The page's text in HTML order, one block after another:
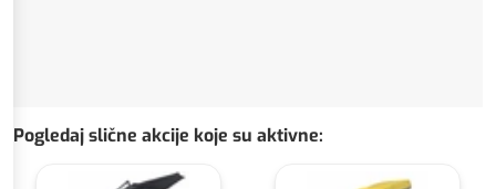
Pogledaj slične akcije koje su aktivne: